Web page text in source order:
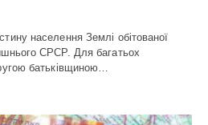
населення Землі обітованої
СРСР. Для багатьох
батьківщиною…